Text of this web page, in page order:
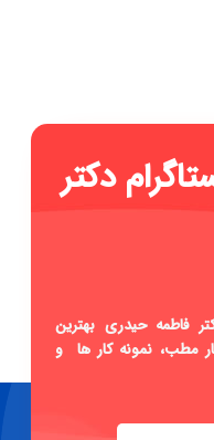
|
فاطمه حیدری بهترین
مطب، نمونه کار ها و
حیدری